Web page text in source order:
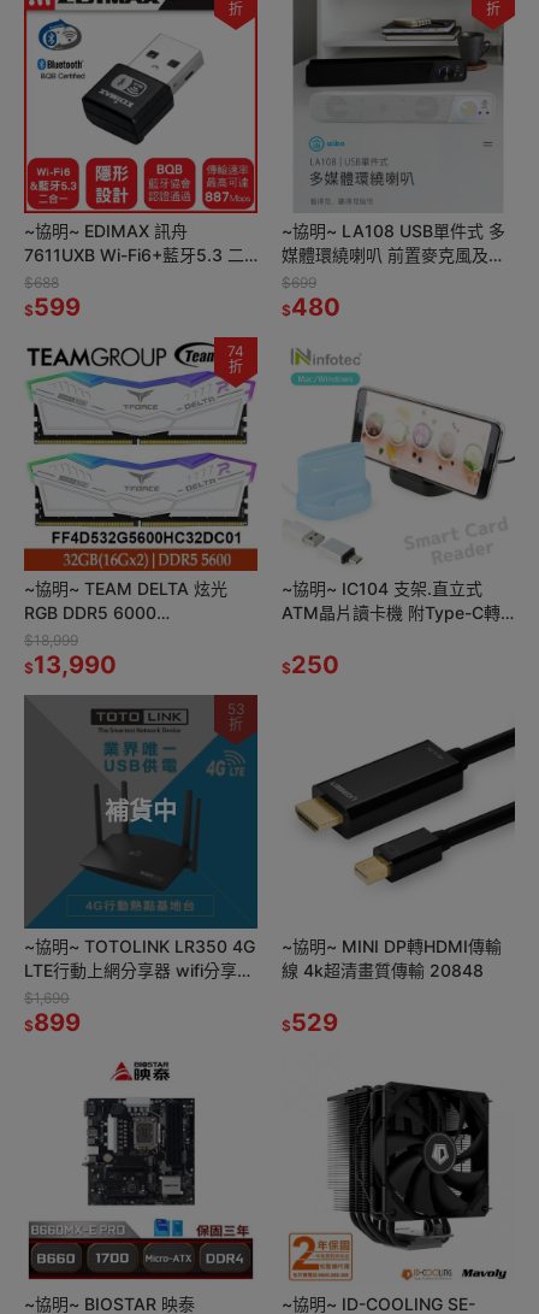
折
~協明~ EDIMAX 訊舟
7611UXB Wi-Fi6+藍牙5.3 二
合一USB無線網路卡
$688
$599
折
~協明~ LA108 USB單件式 多
媒體環繞喇叭 前置麥克風及耳
機孔插槽
$699
$480
74
折
~協明~ TEAM DELTA 炫光
RGB DDR5 6000
32GB(16Gx2)桌上型記憶體
$18,999
$13,990
~協明~ IC104 支架.直立式
ATM晶片讀卡機 附Type-C轉
$250
補貨中
53
折
~協明~ TOTOLINK LR350 4G
LTE行動上網分享器 wifi分享器
支援SIM卡 USB供電隨插隨用
$1,690
$899
~協明~ MINI DP轉HDMI傳輸
線 4k超清畫質傳輸 20848
$529
~協明~ BIOSTAR 映泰
~協明~ ID-COOLING SE-